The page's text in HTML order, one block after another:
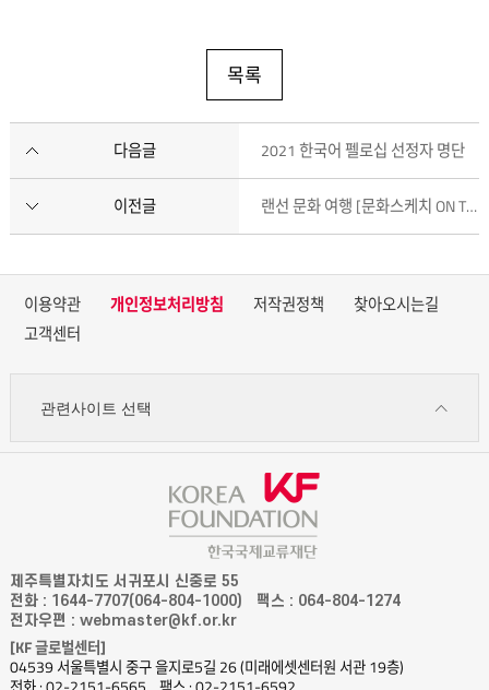
목록
다음글 2021 한국어 펠로십 선정자 명단
이전글 랜선 문화 여행 [문화스케치 ON THE ROAD] 사진 이벤트 당첨자 발표
이용약관 개인정보처리방침 저작권정책
찾아오시는길
고객센터
관련사이트 선택
제주특별자치도 서귀포시 신중로 55
전화 : 1644-7707(064-804-1000)
팩스 : 064-804-1274
전자우편 : webmaster@kf.or.kr
[KF 글로벌센터]
04539 서울특별시 중구 을지로5길 26 (미래에셋센터원 서관 19층)